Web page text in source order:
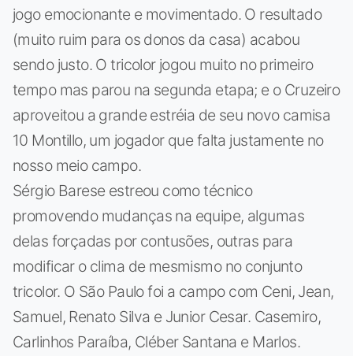
jogo emocionante e movimentado. O resultado
(muito ruim para os donos da casa) acabou
sendo justo. O tricolor jogou muito no primeiro
tempo mas parou na segunda etapa; e o Cruzeiro
aproveitou a grande estréia de seu novo camisa
10 Montillo, um jogador que falta justamente no
nosso meio campo.
Sérgio Barese estreou como técnico
promovendo mudanças na equipe, algumas
delas forçadas por contusões, outras para
modificar o clima de mesmismo no conjunto
tricolor. O São Paulo foi a campo com Ceni, Jean,
Samuel, Renato Silva e Junior Cesar. Casemiro,
Carlinhos Paraíba, Cléber Santana e Marlos.